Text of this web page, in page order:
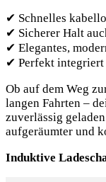
✔ Schnelles
✔ Sicherer Halt
✔ Elegantes,
✔ Perfekt
Ob auf dem Weg
langen Fahrten –
zuverlässig
aufgeräumter und
Induktive